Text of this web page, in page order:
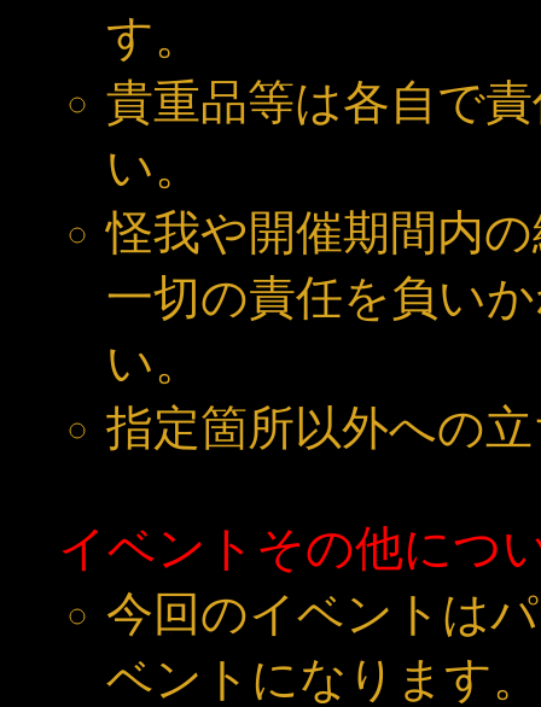
す。
貴重品等は各自で
い。
怪我や開催期間内
一切の責任を負い
い。
指定箇所以外への
イベントその他につ
今回のイベントは
ベントになります。